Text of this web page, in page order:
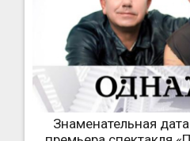
Знаменательная